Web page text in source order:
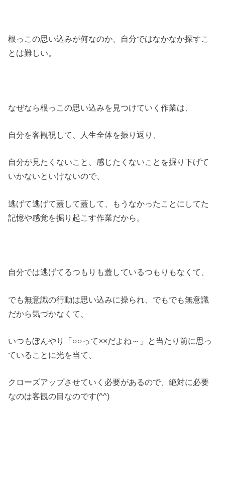
根っこの思い込みが何なのか、自分ではなかなか探すこ
とは難しい。
なぜなら根っこの思い込みを見つけていく作業は、
自分を客観視して、人生全体を振り返り、
自分が見たくないこと、感じたくないことを掘り下げて
いかないといけないので、
逃げて逃げて蓋して蓋して、もうなかったことにしてた
記憶や感覚を掘り起こす作業だから。
自分では逃げてるつもりも蓋しているつもりもなくて、
でも無意識の行動は思い込みに操られ、でもでも無意識
だから気づかなくて、
いつもぼんやり「○○って××だよね～」と当たり前に思っ
ていることに光を当て、
クローズアップさせていく必要があるので、絶対に必要
なのは客観の目なのです(^^)